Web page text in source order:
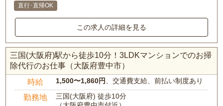
直行･直帰OK
この求人の詳細を見る
三国(大阪府)駅から徒歩10分！3LDKマンションでのお掃
除代行のお仕事（大阪府豊中市）
時給 1,500〜1,860円 、交通費支給、前払い制度あり
勤務地
三国(大阪府) 徒歩10分